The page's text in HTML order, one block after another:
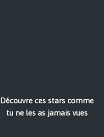
Découvre ces stars comme
tu ne les as jamais vues